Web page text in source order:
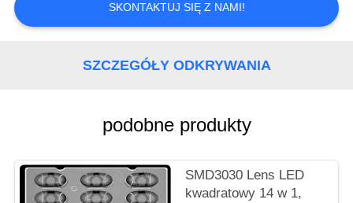
NOWOŚCI
SPRAWY
WYCENĘ
SKONTAKTUJ SIĘ Z NAMI!
SZCZEGÓŁY ODKRYWANIA
podobne produkty
SMD3030 Lens LED
kwadratowy 14 w 1,